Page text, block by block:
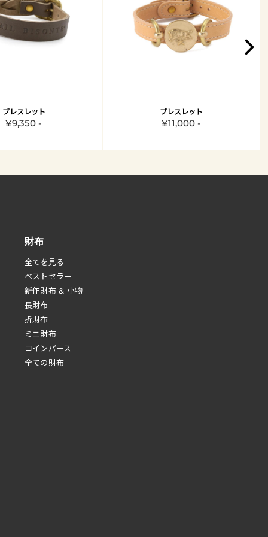
ブレスレット
¥9,350 -
ブレスレット
¥11,000 -
財布
全てを見る
べストセラー
新作財布 & 小物
長財布
折財布
ミニ財布
コインパース
全ての財布